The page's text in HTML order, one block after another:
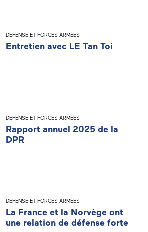
DÉFENSE ET FORCES ARMÉES
Entretien avec LE Tan Toi
DÉFENSE ET FORCES ARMÉES
Rapport annuel 2025 de la
DPR
DÉFENSE ET FORCES ARMÉES
La France et la Norvège ont
une relation de défense forte